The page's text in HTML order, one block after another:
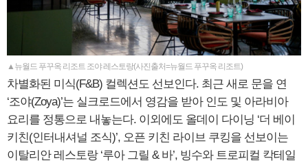
▲뉴월드 푸꾸옥 리조트 조야 레스토랑(사진출처=뉴월드 푸꾸옥 리조트)
차별화된 미식(F&B) 컬렉션도 선보인다. 최근 새로 문을 연
‘조야(Zoya)’는 실크로드에서 영감을 받아 인도 및 아라비아
요리를 정통으로 내놓는다. 이외에도 올데이 다이닝 ‘더 베이
키친(인터내셔널 조식)’, 오픈 키친 라이브 쿠킹을 선보이는
이탈리안 레스토랑 ‘루아 그릴 & 바’, 빙수와 트로피컬 칵테일